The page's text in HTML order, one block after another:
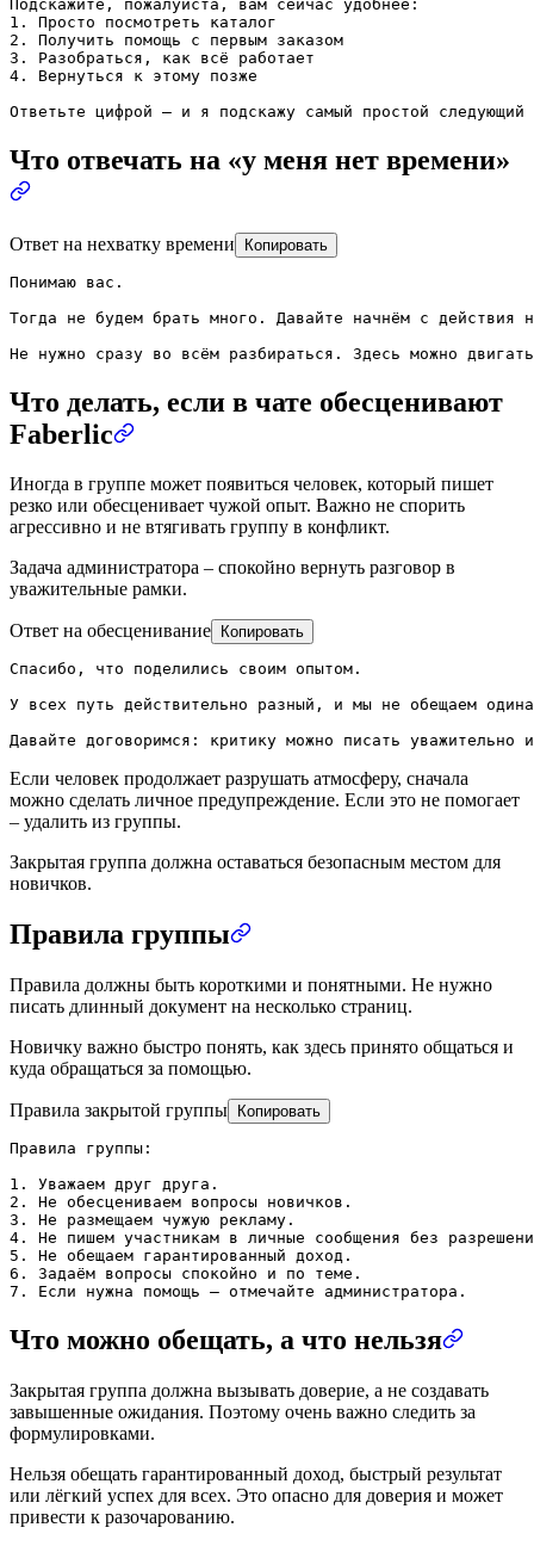
Подскажите, пожалуйста, вам сейчас удобнее:
1. Просто посмотреть каталог
2. Получить помощь с первым заказом
3. Разобраться, как всё работает
4. Вернуться к этому позже
Ответьте цифрой — и я подскажу самый простой следующий
Что отвечать на «у меня нет времени»
Ответ на нехватку времени Копировать
Понимаю вас.
Тогда не будем брать много. Давайте начнём с действия
Не нужно сразу во всём разбираться. Здесь можно
Что делать, если в чате обесценивают
Faberlic
Иногда в группе может появиться человек, который пишет
резко или обесценивает чужой опыт. Важно не спорить
агрессивно и не втягивать группу в конфликт.
Задача администратора – спокойно вернуть разговор в
уважительные рамки.
Ответ на обесценивание Копировать
Спасибо, что поделились своим опытом.
У всех путь действительно разный, и мы не обещаем
Давайте договоримся: критику можно писать
Если человек продолжает разрушать атмосферу, сначала
можно сделать личное предупреждение. Если это не помогает
– удалить из группы.
Закрытая группа должна оставаться безопасным местом для
новичков.
Правила группы
Правила должны быть короткими и понятными. Не нужно
писать длинный документ на несколько страниц.
Новичку важно быстро понять, как здесь принято общаться и
куда обращаться за помощью.
Правила закрытой группы Копировать
Правила группы:
1. Уважаем друг друга.
2. Не обесцениваем вопросы новичков.
3. Не размещаем чужую рекламу.
4. Не пишем участникам в личные сообщения без
5. Не обещаем гарантированный доход.
6. Задаём вопросы спокойно и по теме.
7. Если нужна помощь — отмечайте администратора.
Что можно обещать, а что нельзя
Закрытая группа должна вызывать доверие, а не создавать
завышенные ожидания. Поэтому очень важно следить за
формулировками.
Нельзя обещать гарантированный доход, быстрый результат
или лёгкий успех для всех. Это опасно для доверия и может
привести к разочарованию.